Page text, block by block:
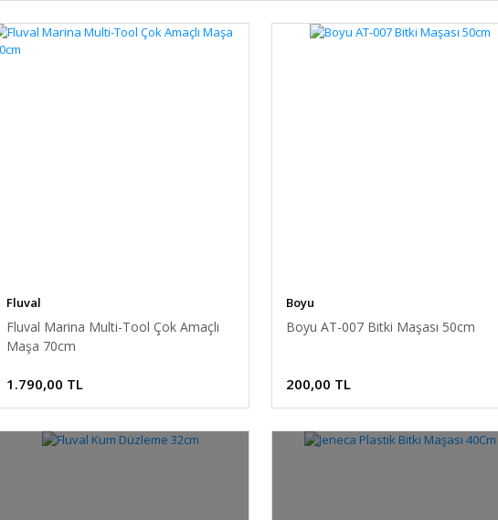
Fluval
Fluval Marina Multi-Tool Çok Amaçlı
Maşa 70cm
1.790,00 TL
Boyu
Boyu AT-007 Bitki Maşası 50cm
200,00 TL